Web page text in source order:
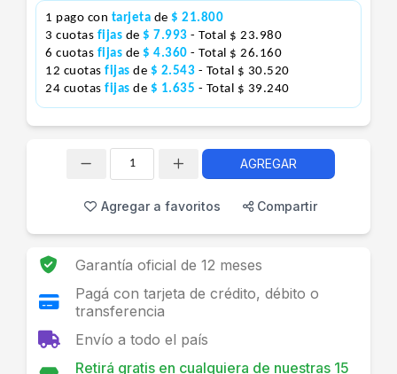
1 pago con tarjeta de $ 21.800
3 cuotas fijas de $ 7.993 - Total $ 23.980
6 cuotas fijas de $ 4.360 - Total $ 26.160
12 cuotas fijas de $ 2.543 - Total $ 30.520
24 cuotas fijas de $ 1.635 - Total $ 39.240
AGREGAR
Agregar a favoritos Compartir
Garantía oficial de 12 meses
Pagá con tarjeta de crédito, débito o
transferencia
Envío a todo el país
Retirá gratis en cualquiera de nuestras 15